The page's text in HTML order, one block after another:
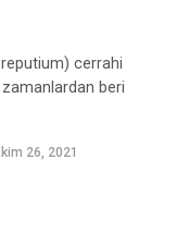
cerrahi
zamanlardan beri
26, 2021